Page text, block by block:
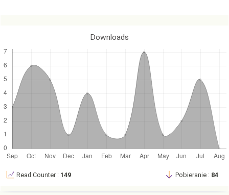
Downloads
Read Counter : 149 Pobieranie : 84